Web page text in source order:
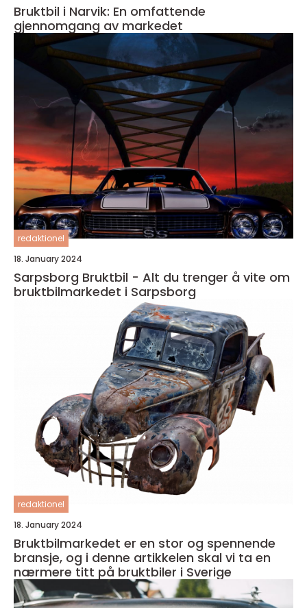
Bruktbil i Narvik: En omfattende
gjennomgang av markedet
redaktionel
18. January 2024
Sarpsborg Bruktbil - Alt du trenger å vite om
bruktbilmarkedet i Sarpsborg
redaktionel
18. January 2024
Bruktbilmarkedet er en stor og spennende
bransje, og i denne artikkelen skal vi ta en
nærmere titt på bruktbiler i Sverige